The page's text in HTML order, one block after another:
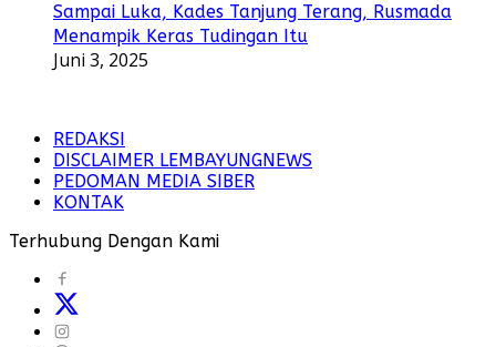
Sampai Luka, Kades Tanjung Terang, Rusmada
Menampik Keras Tudingan Itu
Juni 3, 2025
REDAKSI
DISCLAIMER LEMBAYUNGNEWS
PEDOMAN MEDIA SIBER
KONTAK
Terhubung Dengan Kami